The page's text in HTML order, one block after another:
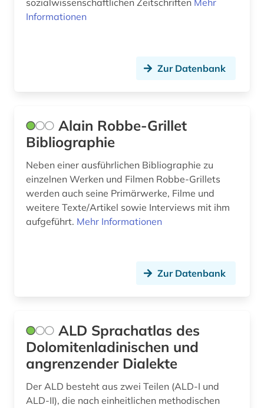
fid (1)
fid romanistik (2)
film (6)
filmgeschichte (1)
florenz (1)
flugschrift (2)
forschung (1)
forschungsprojekt (1)
sozialwissenschaftlichen Zeitschriften Mehr
Informationen
Zur Datenbank
Alain Robbe-Grillet
Bibliographie
Neben einer ausführlichen Bibliographie zu
einzelnen Werken und Filmen Robbe-Grillets
werden auch seine Primärwerke, Filme und
weitere Texte/Artikel sowie Interviews mit ihm
aufgeführt. Mehr Informationen
Zur Datenbank
ALD Sprachatlas des
Dolomitenladinischen und
angrenzender Dialekte
Der ALD besteht aus zwei Teilen (ALD-I und
ALD-II), die nach einheitlichen methodischen